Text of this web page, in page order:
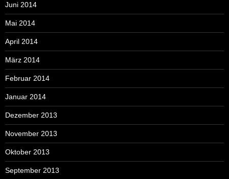
Juni 2014
Mai 2014
April 2014
März 2014
Februar 2014
Januar 2014
Dezember 2013
November 2013
Oktober 2013
September 2013